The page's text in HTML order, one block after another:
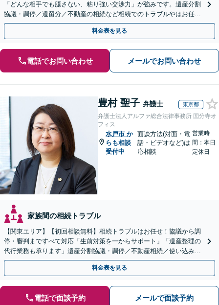
「どんな相手でも臆さない、粘り強い交渉力」が強みです。遺産分割
協議・調停／遺留分／不動産の相続など相続でのトラブルやはお任せ
ください。遺言書や生前贈与など生前対策にも注力
料金表を見る
電話でお問い合わせ メールでお問い合わせ
豊村 聖子 弁護士 東京都
弁護士法人アルファ総合法律事務所 国分寺オ
フィス
水戸市 か
らも相談
受付中
面談方法(対面・電
話・ビデオなど)は
応相談
営業時
間：本日
定休日
家族間の相続トラブル
【関東エリア】【初回相談無料】相続トラブルはお任せ！協議から調
停・審判まですべて対応「生前対策を一からサポート」「遺産整理の
代行業務も承ります」遺産分割協議・調停／不動産相続／使い込み／
遺留分侵害額請求／相続放棄【完全個室】
料金表を見る
電話で面談予約 メールで面談予約